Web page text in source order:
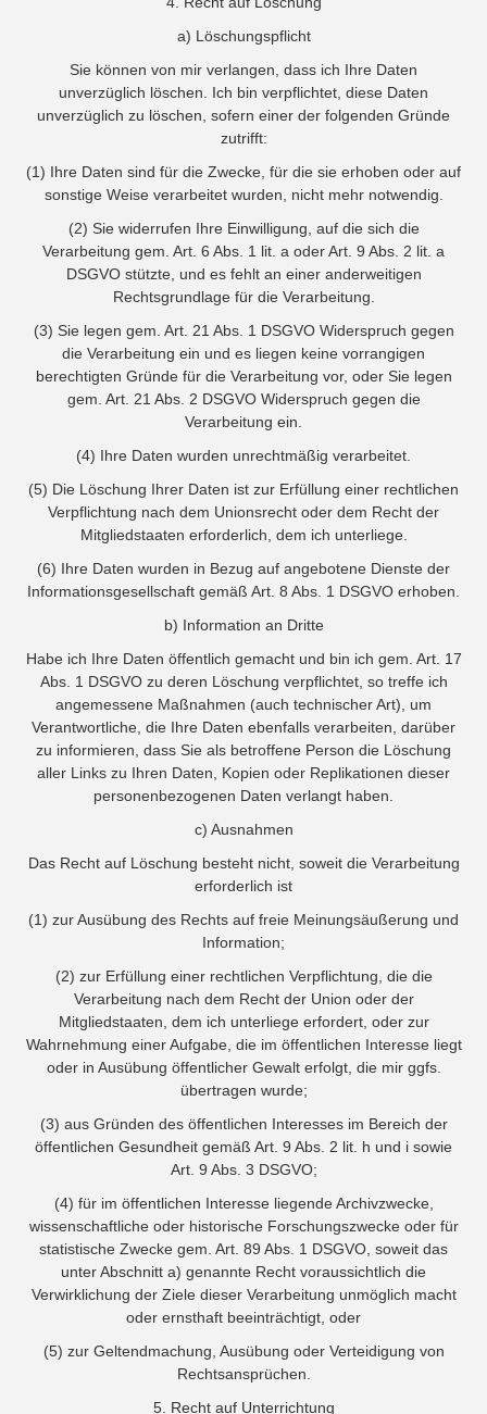
a) Löschungspflicht
Sie können von mir verlangen, dass ich Ihre Daten
unverzüglich löschen. Ich bin verpflichtet, diese Daten
unverzüglich zu löschen, sofern einer der folgenden Gründe
zutrifft:
(1) Ihre Daten sind für die Zwecke, für die sie erhoben oder auf
sonstige Weise verarbeitet wurden, nicht mehr notwendig.
(2) Sie widerrufen Ihre Einwilligung, auf die sich die
Verarbeitung gem. Art. 6 Abs. 1 lit. a oder Art. 9 Abs. 2 lit. a
DSGVO stützte, und es fehlt an einer anderweitigen
Rechtsgrundlage für die Verarbeitung.
(3) Sie legen gem. Art. 21 Abs. 1 DSGVO Widerspruch gegen
die Verarbeitung ein und es liegen keine vorrangigen
berechtigten Gründe für die Verarbeitung vor, oder Sie legen
gem. Art. 21 Abs. 2 DSGVO Widerspruch gegen die
Verarbeitung ein.
(4) Ihre Daten wurden unrechtmäßig verarbeitet.
(5) Die Löschung Ihrer Daten ist zur Erfüllung einer rechtlichen
Verpflichtung nach dem Unionsrecht oder dem Recht der
Mitgliedstaaten erforderlich, dem ich unterliege.
(6) Ihre Daten wurden in Bezug auf angebotene Dienste der
Informationsgesellschaft gemäß Art. 8 Abs. 1 DSGVO erhoben.
b) Information an Dritte
Habe ich Ihre Daten öffentlich gemacht und bin ich gem. Art. 17
Abs. 1 DSGVO zu deren Löschung verpflichtet, so treffe ich
angemessene Maßnahmen (auch technischer Art), um
Verantwortliche, die Ihre Daten ebenfalls verarbeiten, darüber
zu informieren, dass Sie als betroffene Person die Löschung
aller Links zu Ihren Daten, Kopien oder Replikationen dieser
personenbezogenen Daten verlangt haben.
c) Ausnahmen
Das Recht auf Löschung besteht nicht, soweit die Verarbeitung
erforderlich ist
(1) zur Ausübung des Rechts auf freie Meinungsäußerung und
Information;
(2) zur Erfüllung einer rechtlichen Verpflichtung, die die
Verarbeitung nach dem Recht der Union oder der
Mitgliedstaaten, dem ich unterliege erfordert, oder zur
Wahrnehmung einer Aufgabe, die im öffentlichen Interesse liegt
oder in Ausübung öffentlicher Gewalt erfolgt, die mir ggfs.
übertragen wurde;
(3) aus Gründen des öffentlichen Interesses im Bereich der
öffentlichen Gesundheit gemäß Art. 9 Abs. 2 lit. h und i sowie
Art. 9 Abs. 3 DSGVO;
(4) für im öffentlichen Interesse liegende Archivzwecke,
wissenschaftliche oder historische Forschungszwecke oder für
statistische Zwecke gem. Art. 89 Abs. 1 DSGVO, soweit das
unter Abschnitt a) genannte Recht voraussichtlich die
Verwirklichung der Ziele dieser Verarbeitung unmöglich macht
oder ernsthaft beeinträchtigt, oder
(5) zur Geltendmachung, Ausübung oder Verteidigung von
Rechtsansprüchen.
5. Recht auf Unterrichtung